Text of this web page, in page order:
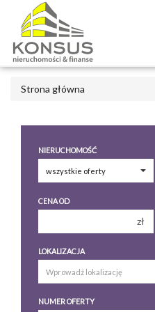
Strona główna
NIERUCHOMOŚĆ
CENA OD
zł
200 000 zł
250 000 zł
300 000 zł
LOKALIZACJA
NUMER OFERTY